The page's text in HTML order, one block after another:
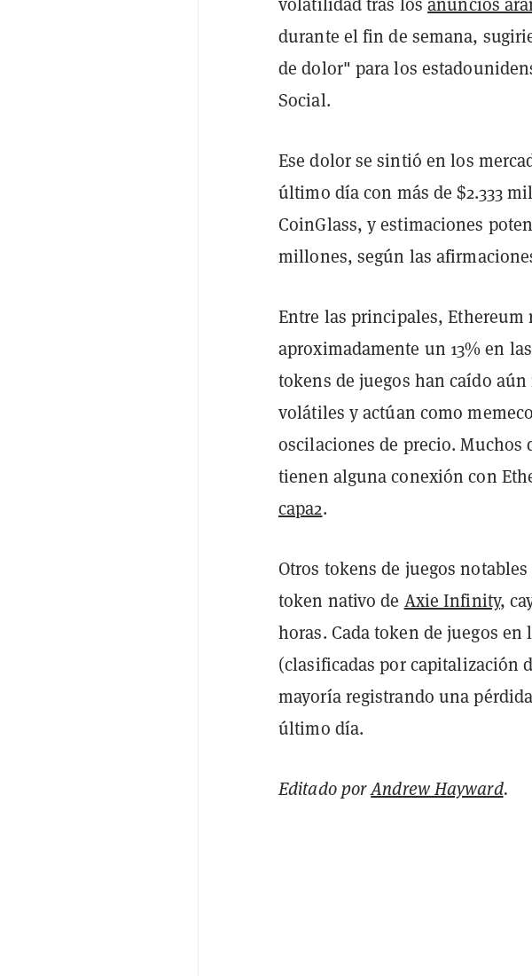
durante el fin de semana,
de dolor" para los
Social.
Ese dolor se sintió en los
último día con más de $2.333
CoinGlass, y estimaciones
millones, según las
Entre las principales,
aproximadamente un 13% en
tokens de juegos han caído
volátiles y actúan como
oscilaciones de precio.
tienen alguna conexión con
capa2.
Otros tokens de juegos
token nativo de Axie Infinity,
horas. Cada token de juegos
(clasificadas por capitalización
mayoría registrando una
último día.
Editado porAndrew Hayward.